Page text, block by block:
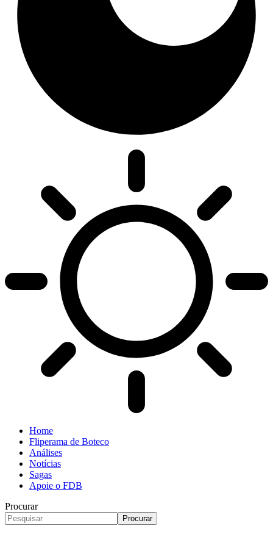
Home
Fliperama de Boteco
Análises
Notícias
Sagas
Apoie o FDB
Procurar